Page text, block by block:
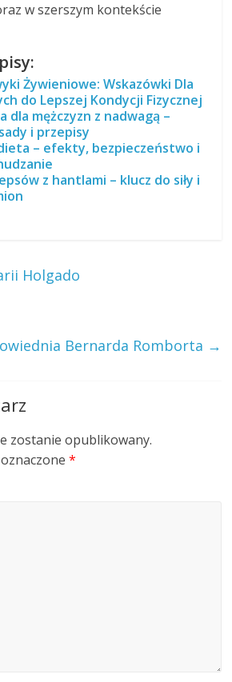
w szerszym kontekście
Żywieniowe: Wskazówki Dla
do Lepszej Kondycji Fizycznej
dla mężczyzn z nadwagą –
i przepisy
– efekty, bezpieczeństwo i
z hantlami – klucz do siły i
Holgado
Bernarda Romborta →
zostanie opublikowany.
*